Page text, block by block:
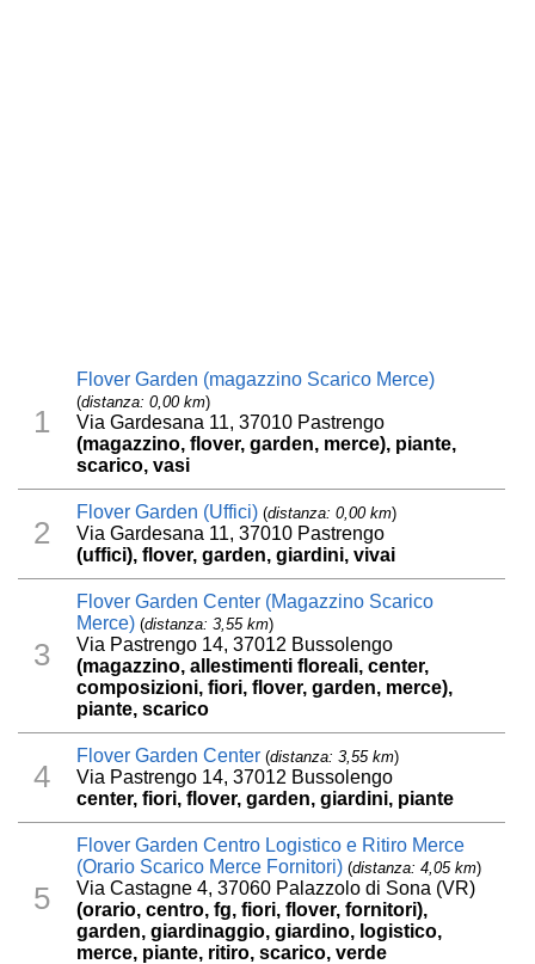
1
Flover Garden (magazzino Scarico Merce)
(distanza: 0,00 km)
Via Gardesana 11, 37010 Pastrengo
(magazzino, flover, garden, merce), piante,
scarico, vasi
2
Flover Garden (Uffici) (distanza: 0,00 km)
Via Gardesana 11, 37010 Pastrengo
(uffici), flover, garden, giardini, vivai
3
Flover Garden Center (Magazzino Scarico
Merce) (distanza: 3,55 km)
Via Pastrengo 14, 37012 Bussolengo
(magazzino, allestimenti floreali, center,
composizioni, fiori, flover, garden, merce),
piante, scarico
4
Flover Garden Center (distanza: 3,55 km)
Via Pastrengo 14, 37012 Bussolengo
center, fiori, flover, garden, giardini, piante
5
Flover Garden Centro Logistico e Ritiro Merce
(Orario Scarico Merce Fornitori) (distanza: 4,05 km)
Via Castagne 4, 37060 Palazzolo di Sona (VR)
(orario, centro, fg, fiori, flover, fornitori),
garden, giardinaggio, giardino, logistico,
merce, piante, ritiro, scarico, verde